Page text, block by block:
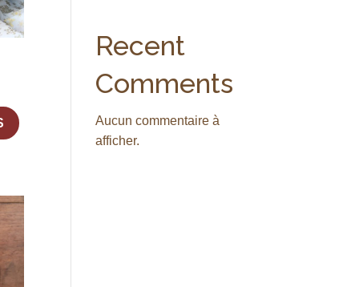
produit
Recent
Comments
Aucun commentaire à
afficher.